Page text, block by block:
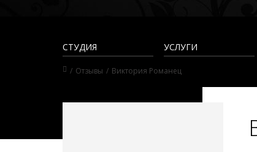
CТУДИЯ УСЛУГИ
Отзывы Виктория Романец